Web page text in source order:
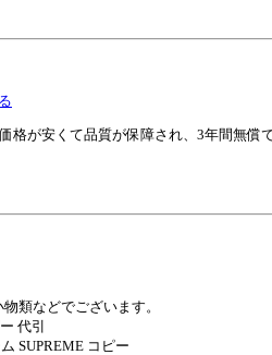
が安くて品質が保障され、3年間無
類などでございます。
代引
SUPREME コピー